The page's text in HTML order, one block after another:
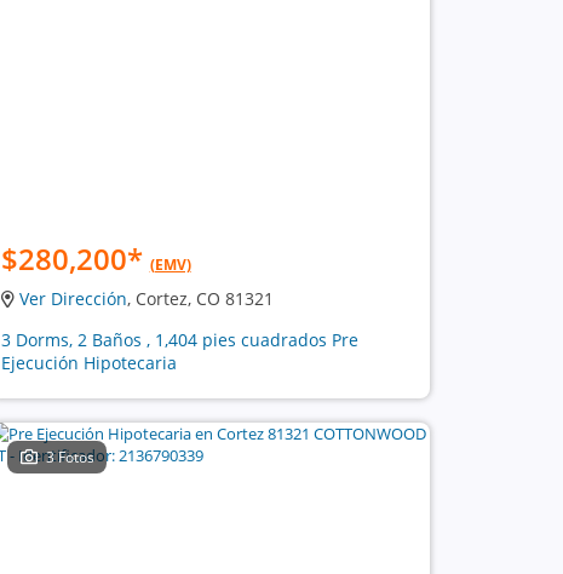
$280,200* (EMV)
Ver Dirección, Cortez, CO 81321
3 Dorms, 2 Baños , 1,404 pies cuadrados Pre
Ejecución Hipotecaria
3 Fotos